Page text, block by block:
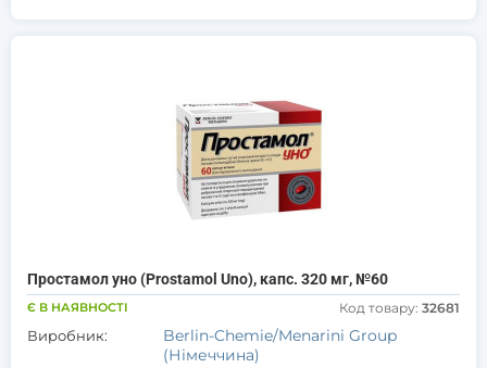
Простамол уно (Prostamol Uno), капс. 320 мг, №60
Є В НАЯВНОСТІ Код товару: 32681
Виробник:
Berlin-Chemie/Menarini Group
(Німеччина)